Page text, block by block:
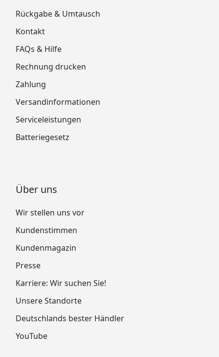
Rückgabe & Umtausch
Kontakt
FAQs & Hilfe
Rechnung drucken
Zahlung
Versandinformationen
Serviceleistungen
Batteriegesetz
Über uns
Wir stellen uns vor
Kundenstimmen
Kundenmagazin
Presse
Karriere: Wir suchen Sie!
Unsere Standorte
Deutschlands bester Händler
YouTube